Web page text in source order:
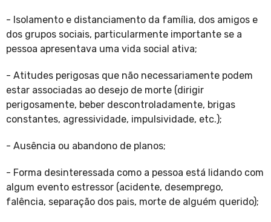
- Isolamento e distanciamento da família, dos amigos e
dos grupos sociais, particularmente importante se a
pessoa apresentava uma vida social ativa;
- Atitudes perigosas que não necessariamente podem
estar associadas ao desejo de morte (dirigir
perigosamente, beber descontroladamente, brigas
constantes, agressividade, impulsividade, etc.);
- Ausência ou abandono de planos;
- Forma desinteressada como a pessoa está lidando com
algum evento estressor (acidente, desemprego,
falência, separação dos pais, morte de alguém querido);